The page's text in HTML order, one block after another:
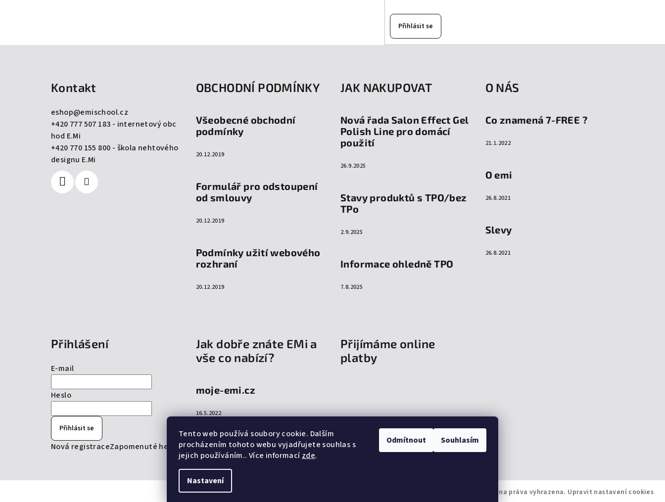
Tento web používá soubory cookie. Dalším
procházením tohoto webu vyjadřujete souhlas s
jejich používáním.. Více informacízde.
Nastavení
Odmítnout Souhlasím
Přihlásit se
Kontakt
eshop@emischool.cz
+420 777 507 183 - internetový obc
hod E.Mi
+420 770 155 800 - škola nehtového
designu E.Mi
OBCHODNÍ PODMÍNKY
Všeobecné obchodní
podmínky
20.12.2019
Formulář pro odstoupení
od smlouvy
20.12.2019
Podmínky užití webového
rozhraní
20.12.2019
JAK NAKUPOVAT
Nová řada Salon Effect Gel
Polish Line pro domácí
použití
26.9.2025
Stavy produktů s TPO/bez
TPo
2.9.2025
Informace ohledně TPO
7.8.2025
O NÁS
Co znamená 7-FREE ?
21.1.2022
O emi
26.8.2021
Slevy
26.8.2021
Přihlášení
E-mail
Heslo
Přihlásit se
Nová registraceZapomenuté heslo
Jak dobře znáte EMi a
vše co nabízí?
moje-emi.cz
16.5.2022
Přijímáme online
platby
. Všechna práva vyhrazena. Upravit nastavení cookies